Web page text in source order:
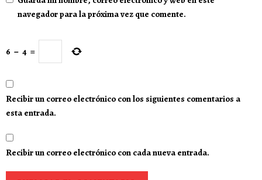
navegador para la próxima vez que comente.
6 − 4 =
Recibir un correo electrónico con los siguientes comentarios a
esta entrada.
Recibir un correo electrónico con cada nueva entrada.